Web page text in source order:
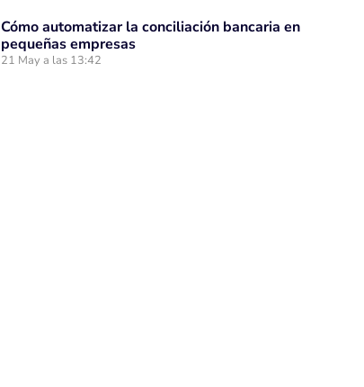
Cómo automatizar la conciliación bancaria en
pequeñas empresas
21 May a las 13:42